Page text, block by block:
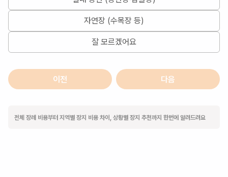
자연장 (수목장 등)
잘 모르겠어요
이전 다음
전체 장례 비용부터 지역별 장지 비용 차이, 상황별 장지 추천까지 한번에 알려드려요